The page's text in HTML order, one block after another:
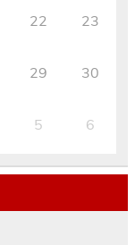
22 23
29 30
5 6